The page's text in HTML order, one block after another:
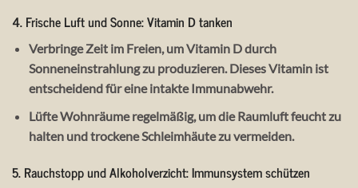
4. Frische Luft und Sonne: Vitamin D tanken
Verbringe Zeit im Freien, um Vitamin D durch
Sonneneinstrahlung zu produzieren. Dieses Vitamin ist
entscheidend für eine intakte Immunabwehr.
Lüfte Wohnräume regelmäßig, um die Raumluft feucht zu
halten und trockene Schleimhäute zu vermeiden.
5. Rauchstopp und Alkoholverzicht: Immunsystem schützen